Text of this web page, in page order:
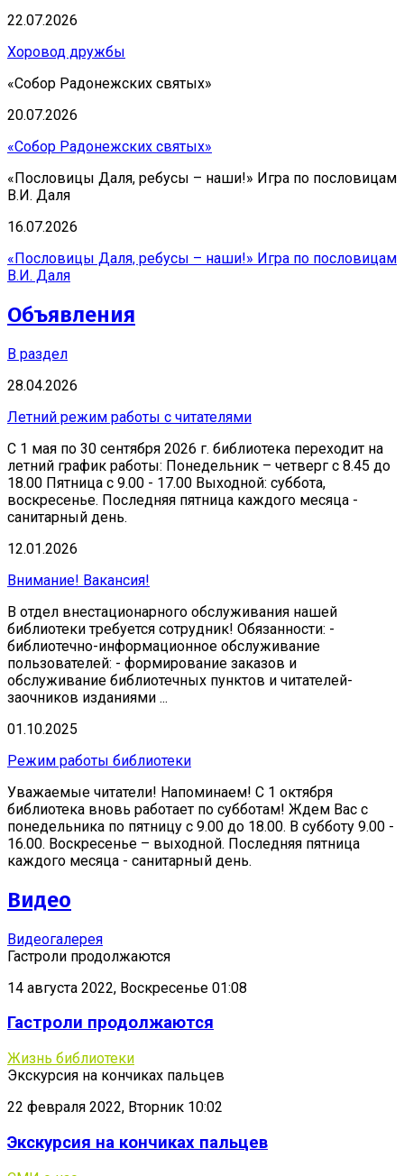
22.07.2026
Хоровод дружбы
«Собор Радонежских святых»
20.07.2026
«Собор Радонежских святых»
«Пословицы Даля, ребусы – наши!» Игра по пословицам
В.И. Даля
16.07.2026
«Пословицы Даля, ребусы – наши!» Игра по пословицам
В.И. Даля
Объявления
В раздел
28.04.2026
Летний режим работы с читателями
С 1 мая по 30 сентября 2026 г. библиотека переходит на
летний график работы: Понедельник – четверг с 8.45 до
18.00 Пятница с 9.00 - 17.00 Выходной: суббота,
воскресенье. Последняя пятница каждого месяца -
санитарный день.
12.01.2026
Внимание! Вакансия!
В отдел внестационарного обслуживания нашей
библиотеки требуется сотрудник! Обязанности: -
библиотечно-информационное обслуживание
пользователей: - формирование заказов и
обслуживание библиотечных пунктов и читателей-
заочников изданиями ...
01.10.2025
Режим работы библиотеки
Уважаемые читатели! Напоминаем! С 1 октября
библиотека вновь работает по субботам! Ждем Вас с
понедельника по пятницу с 9.00 до 18.00. В субботу 9.00 -
16.00. Воскресенье – выходной. Последняя пятница
каждого месяца - санитарный день.
Видео
Видеогалерея
Гастроли продолжаются
14 августа 2022, Воскресенье 01:08
Гастроли продолжаются
Жизнь библиотеки
Экскурсия на кончиках пальцев
22 февраля 2022, Вторник 10:02
Экскурсия на кончиках пальцев